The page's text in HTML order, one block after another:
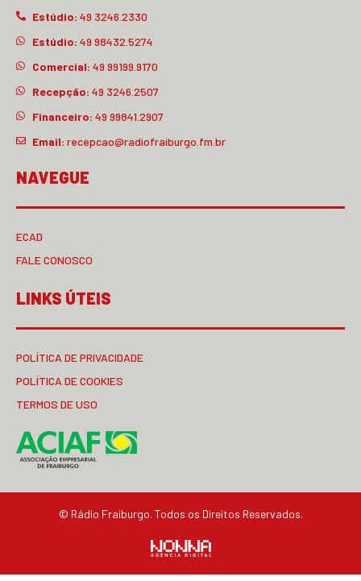
Estúdio: 49 3246.2330
Estúdio: 49 98432.5274
Comercial: 49 99199.9170
Recepção: 49 3246.2507
Financeiro: 49 99841.2907
Email: recepcao@radiofraiburgo.fm.br
NAVEGUE
ECAD
FALE CONOSCO
LINKS ÚTEIS
POLÍTICA DE PRIVACIDADE
POLÍTICA DE COOKIES
TERMOS DE USO
© Rádio Fraiburgo. Todos os Direitos Reservados.